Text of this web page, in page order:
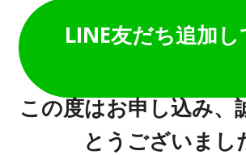
LINE友だち追加
この度はお申し込み、
とうございまし